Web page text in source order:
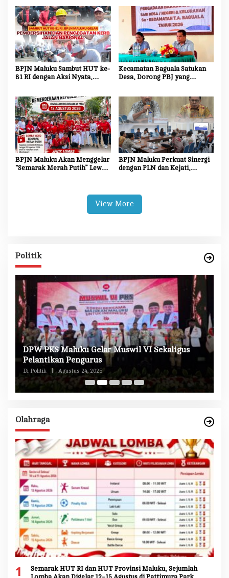
Mitra Strategis Pemerintah
BPJN Maluku Sambut HUT ke-
81 RI dengan Aksi Nyata,
Kecamatan Baguala Satukan
Desa, Dorong PBJ yang
BPJN Maluku Akan Menggelar
“Semarak Merah Putih” Lewat
BPJN Maluku Perkuat Sinergi
dengan PLN dan Kejati,
View More
Politik
DPW PKS Maluku Gelar Muswil VI Sekaligus
Pelantikan Pengurus
Di Politik Agustus 24, 2025
Olahraga
1
Semarak HUT RI dan HUT Provinsi Maluku, Sejumlah